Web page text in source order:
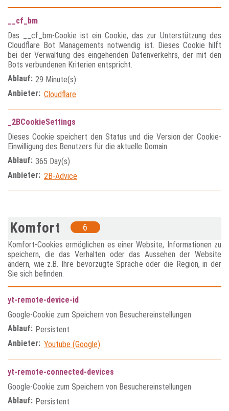
__cf_bm
Das __cf_bm-Cookie ist ein Cookie, das zur Unterstützung des
Cloudflare Bot Managements notwendig ist. Dieses Cookie hilft
bei der Verwaltung des eingehenden Datenverkehrs, der mit den
Bots verbundenen Kriterien entspricht.
Ablauf: 29 Minute(s)
Anbieter: Cloudflare
_2BCookieSettings
Dieses Cookie speichert den Status und die Version der Cookie-
Einwilligung des Benutzers für die aktuelle Domain.
Ablauf: 365 Day(s)
Anbieter: 2B-Advice
Komfort 6
Komfort-Cookies ermöglichen es einer Website, Informationen zu
speichern, die das Verhalten oder das Aussehen der Website
ändern, wie z.B. Ihre bevorzugte Sprache oder die Region, in der
Sie sich befinden.
yt-remote-device-id
Google-Cookie zum Speichern von Besuchereinstellungen
Ablauf: Persistent
Anbieter: Youtube (Google)
yt-remote-connected-devices
Google-Cookie zum Speichern von Besuchereinstellungen
Ablauf: Persistent